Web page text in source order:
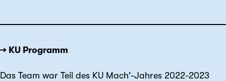
→ KU Programm
Das Team war Teil des KU Mach'-Jahres 2022-2023